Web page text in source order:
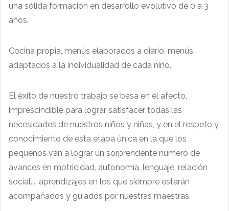
una sólida formación en desarrollo evolutivo de 0 a 3
años.
Cocina propia, menús elaborados a diario, menús
adaptados a la individualidad de cada niño.
El éxito de nuestro trabajo se basa en el afecto,
imprescindible para lograr satisfacer todas las
necesidades de nuestros niños y niñas, y en el respeto y
conocimiento de esta etapa única en la que los
pequeños van a lograr un sorprendente número de
avances en motricidad, autonomía, lenguaje, relación
social..., aprendizajes en los que siempre estarán
acompañados y guiados por nuestras maestras.